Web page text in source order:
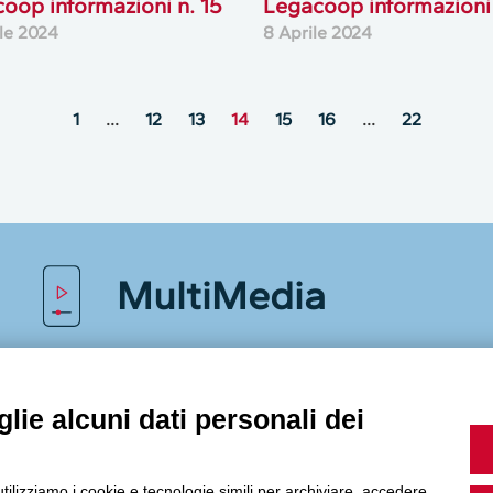
informazioni n. 15
2024
Legacoop informazioni
8 Aprile 2024
1 … 12 13 14 15 16 … 22
MultiMedia
alcuni dati personali dei